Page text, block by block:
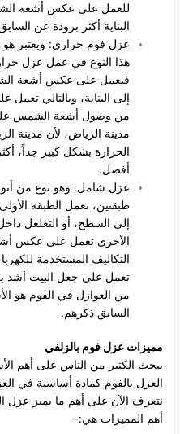
للعمل على عكس أشعة
البناية أكثر برودة عن
عزل فوم حراري: ويعتبر
هذا النوع في عمل عزل
فيعمل على عكس أشعة
إلى البناية، وبالتالي
من وصول أشعة الشمس
مدينة الرياض، لأن مدينة
الحرارة بشكل كبير جداً،
أفضل.
عزل شامل: وهو نوع من
طبقتين، تعمل الطبقة
إلى السطح، أو التغلغل
الأخرى تعمل على عكس
التكاليف المستخدمة
تعمل على جعل البيت أشد
من العوازل في الفوم هو
السابق ذكرهم.
مميزات عزل فوم بالزلفي
يبحث الكثير من الناس على أهم
العزل بالفوم كمادة أساسية في
نتعرف الآن على أهم ما يميز عزل
أهم المميزات هي:-